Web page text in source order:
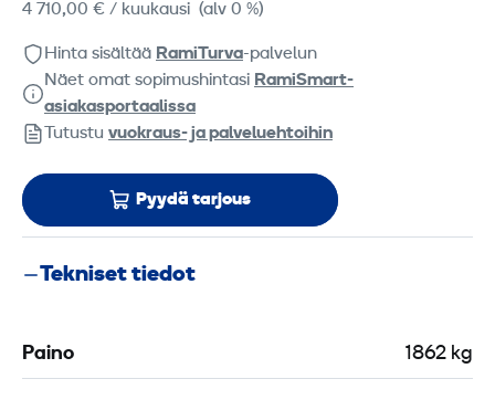
4 710,00 € / kuukausi (alv 0 %)
Hinta sisältää RamiTurva-palvelun
Näet omat sopimushintasi RamiSmart-
asiakasportaalissa
Tutustu vuokraus- ja palveluehtoihin
Pyydä tarjous
Tekniset tiedot
Paino 1862 kg